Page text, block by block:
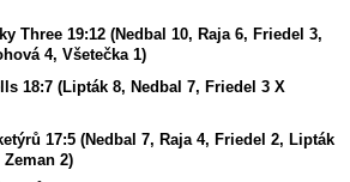
Three 19:12 (Nedbal 10, Raja 6, Friedel 3,
4, Všetečka 1)
18:7 (Lipták 8, Nedbal 7, Friedel 3 X
17:5 (Nedbal 7, Raja 4, Friedel 2, Lipták
Zeman 2)